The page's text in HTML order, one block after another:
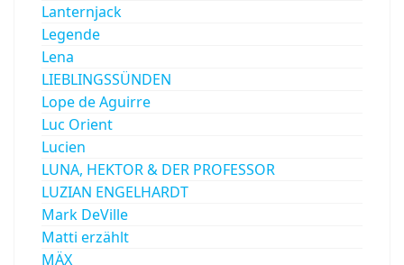
Lanternjack
Legende
Lena
LIEBLINGSSÜNDEN
Lope de Aguirre
Luc Orient
Lucien
LUNA, HEKTOR & DER PROFESSOR
LUZIAN ENGELHARDT
Mark DeVille
Matti erzählt
MÄX